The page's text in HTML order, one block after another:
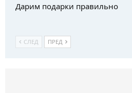
Дарим подарки правильно
СЛЕД ПРЕД